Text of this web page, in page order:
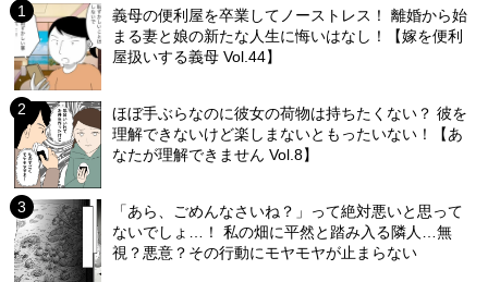
義母の便利屋を卒業してノーストレス！ 離婚から始
まる妻と娘の新たな人生に悔いはなし！【嫁を便利
屋扱いする義母 Vol.44】
ほぼ手ぶらなのに彼女の荷物は持ちたくない？ 彼を
理解できないけど楽しまないともったいない！【あ
なたが理解できません Vol.8】
「あら、ごめんなさいね？」って絶対悪いと思って
ないでしょ…！ 私の畑に平然と踏み入る隣人…無
視？悪意？その行動にモヤモヤが止まらない